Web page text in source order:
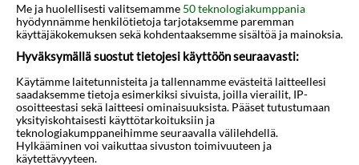
Hotel Da Vinci Milano tarjoaa modernin ja
mukavan majoituksen Milanon pohjoisosassa, vain
lyhyen ajomatkan päässä kaupungin keskustasta.
Vehreiden puutarhojen ympäröimä tämä
nykyaikainen hotelli on ihanteellinen sekä
liikematkailijoille että lomailijoille, jotka etsivät
rauhallista pakopaikkaa, jossa on helppo pääsy
Me ja huolellisesti valitsemamme 50 teknologiakumppania
hyödynnämme henkilötietoja tarjotaksemme paremman
käyttäjäkokemuksen sekä kohdentaaksemme sisältöä ja mainoksia.
Hyväksymällä suostut tietojesi käyttöön seuraavasti:
Käytämme laitetunnisteita ja tallennamme evästeitä laitteellesi
saadaksemme tietoja esimerkiksi sivuista, joilla vierailit, IP-
osoitteestasi sekä laitteesi ominaisuuksista. Pääset tutustumaan
yksityiskohtaisesti käyttötarkoituksiin ja
teknologiakumppaneihimme seuraavalla välilehdellä.
Hylkääminen voi vaikuttaa sivuston toimivuuteen ja
käytettävyyteen.